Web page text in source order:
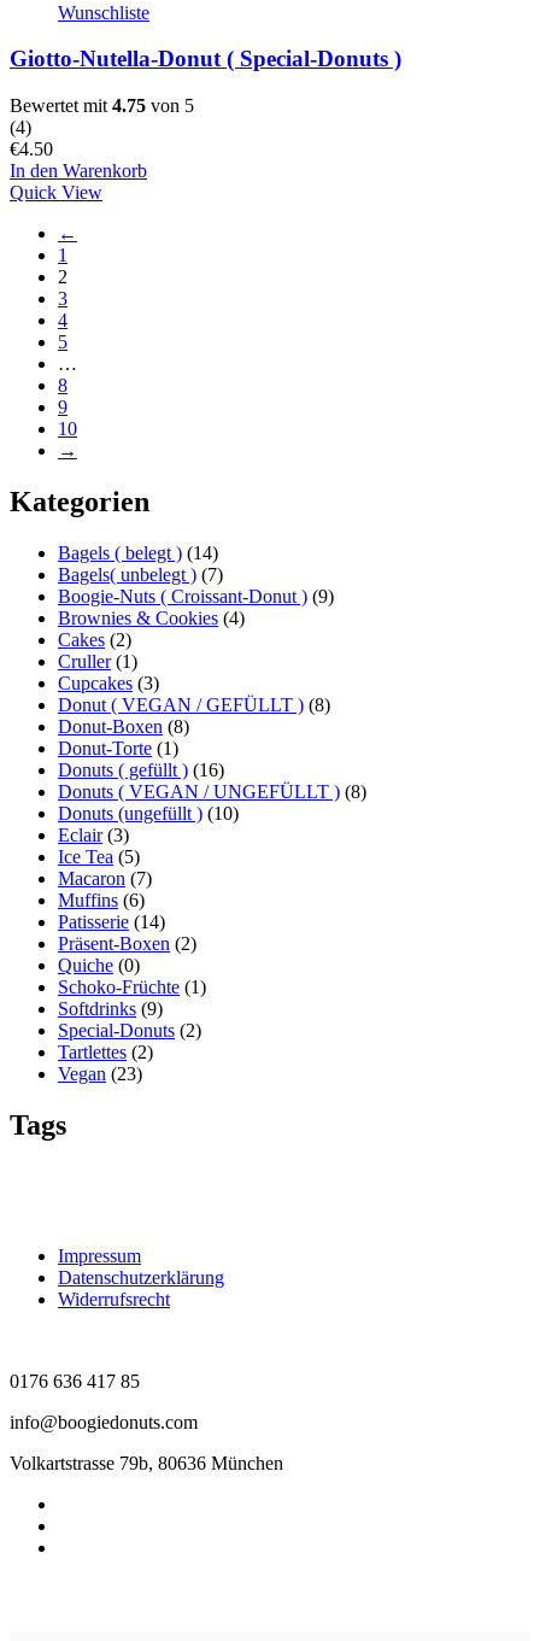
Wunschliste
Giotto-Nutella-Donut ( Special-Donuts )
Bewertet mit 4.75 von 5
(4)
€4.50
In den Warenkorb
Quick View
←
1
2
3
4
5
…
8
9
10
→
Kategorien
Bagels ( belegt ) (14)
Bagels( unbelegt ) (7)
Boogie-Nuts ( Croissant-Donut ) (9)
Brownies & Cookies (4)
Cakes (2)
Cruller (1)
Cupcakes (3)
Donut ( VEGAN / GEFÜLLT ) (8)
Donut-Boxen (8)
Donut-Torte (1)
Donuts ( gefüllt ) (16)
Donuts ( VEGAN / UNGEFÜLLT ) (8)
Donuts (ungefüllt ) (10)
Eclair (3)
Ice Tea (5)
Macaron (7)
Muffins (6)
Patisserie (14)
Präsent-Boxen (2)
Quiche (0)
Schoko-Früchte (1)
Softdrinks (9)
Special-Donuts (2)
Tartlettes (2)
Vegan (23)
Tags
Impressum
Datenschutzerklärung
Widerrufsrecht
0176 636 417 85
info@boogiedonuts.com
Volkartstrasse 79b, 80636 München